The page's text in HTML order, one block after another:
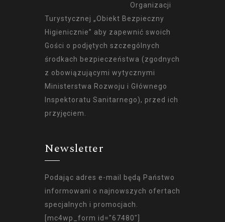
Organizacji
Turystycznej „Obiekt Bezpieczny
Higienicznie” aby zapewnić swoich
Gości o podjętych szczególnych
środkach bezpieczeństwa (zgodnych
z obowiązującymi wytycznymi
Ministerstwa Rozwoju i Głównego
Inspektoratu Sanitarnego), przed ich
przyjęciem.
Newsletter
Podając adres e-mail będą Państwo
informowani o najnowszych ofertach
specjalnych i promocjach.
[mc4wp_form id="67480"]